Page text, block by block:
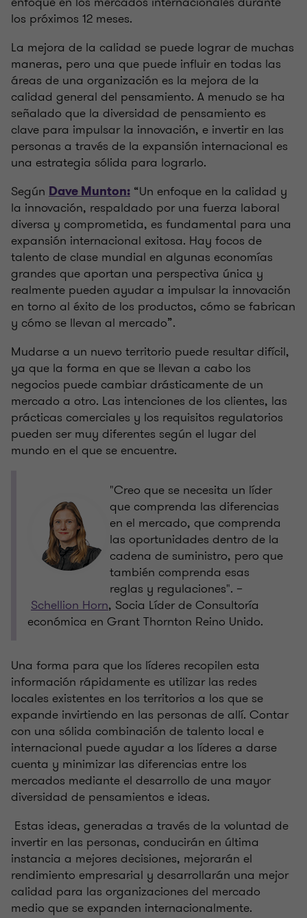
los próximos 12 meses.
La mejora de la calidad se puede lograr de muchas
maneras, pero una que puede influir en todas las
áreas de una organización es la mejora de la
calidad general del pensamiento. A menudo se ha
señalado que la diversidad de pensamiento es
clave para impulsar la innovación, e invertir en las
personas a través de la expansión internacional es
una estrategia sólida para lograrlo.
Según Dave Munton: “Un enfoque en la calidad y
la innovación, respaldado por una fuerza laboral
diversa y comprometida, es fundamental para una
expansión internacional exitosa. Hay focos de
talento de clase mundial en algunas economías
grandes que aportan una perspectiva única y
realmente pueden ayudar a impulsar la innovación
en torno al éxito de los productos, cómo se fabrican
y cómo se llevan al mercado”.
Mudarse a un nuevo territorio puede resultar difícil,
ya que la forma en que se llevan a cabo los
negocios puede cambiar drásticamente de un
mercado a otro. Las intenciones de los clientes, las
prácticas comerciales y los requisitos regulatorios
pueden ser muy diferentes según el lugar del
mundo en el que se encuentre.
"Creo que se necesita un líder
que comprenda las diferencias
en el mercado, que comprenda
las oportunidades dentro de la
cadena de suministro, pero que
también comprenda esas
reglas y regulaciones". –
Schellion Horn, Socia Líder de Consultoría
económica en Grant Thornton Reino Unido.
Una forma para que los líderes recopilen esta
información rápidamente es utilizar las redes
locales existentes en los territorios a los que se
expande invirtiendo en las personas de allí. Contar
con una sólida combinación de talento local e
internacional puede ayudar a los líderes a darse
cuenta y minimizar las diferencias entre los
mercados mediante el desarrollo de una mayor
diversidad de pensamientos e ideas.
Estas ideas, generadas a través de la voluntad de
invertir en las personas, conducirán en última
instancia a mejores decisiones, mejorarán el
rendimiento empresarial y desarrollarán una mejor
calidad para las organizaciones del mercado
medio que se expanden internacionalmente.